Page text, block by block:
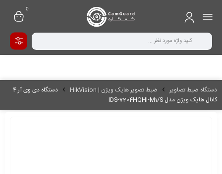
0
دستگاه ضبط تصاویر ضبط تصویر هایک ویژن | HikVision
دستگاه دی وی آر 4
کانال هایک ویژن مدل IDS-7204HQHI-M1/S